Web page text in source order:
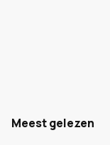
Meest gelezen